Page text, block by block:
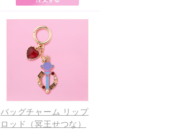
バッグチャーム リップ
ロッド（冥王せつな）